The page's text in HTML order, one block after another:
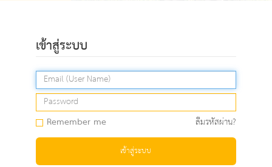
เข้าสู่ระบบ
Remember me ลืมรหัสผ่าน?
เข้าสู่ระบบ